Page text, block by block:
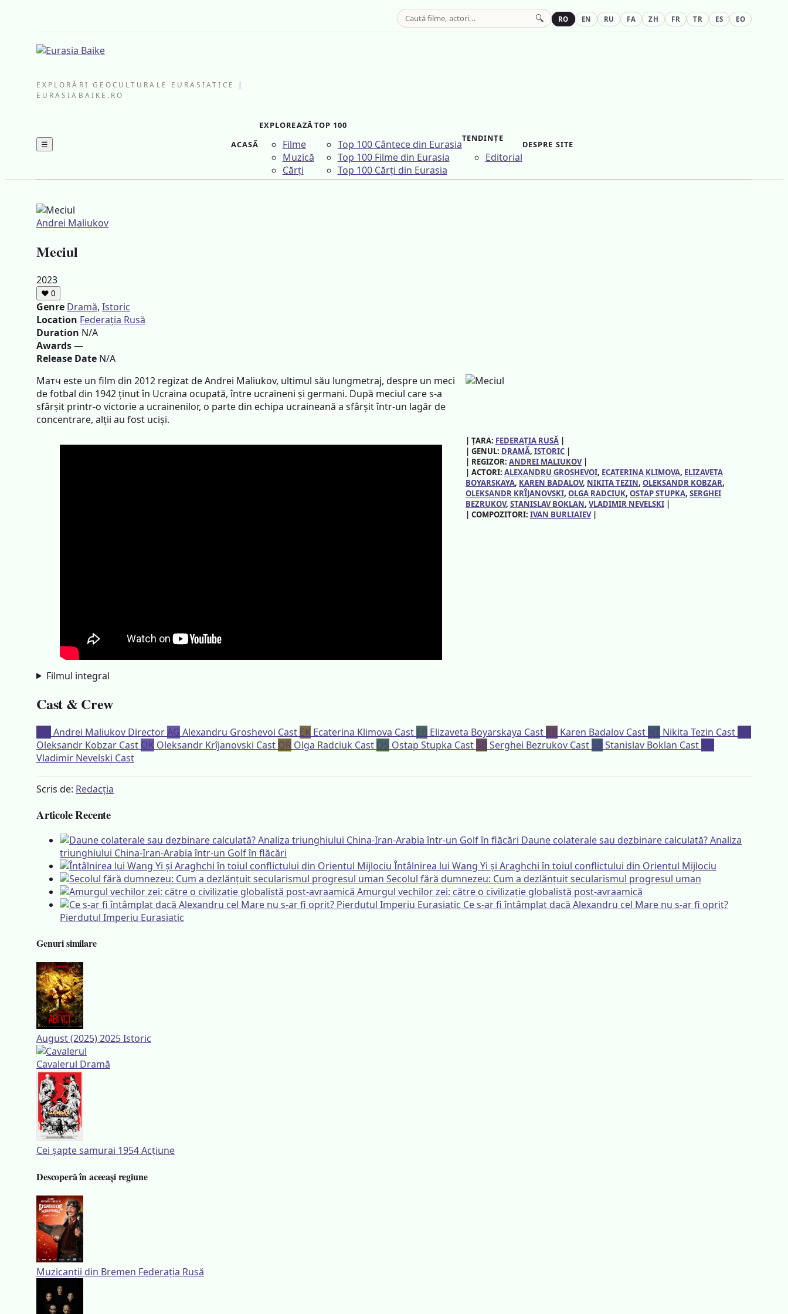
EXPLORĂRI GEOCULTURALE EURASIATICE |
EURASIABAIKE.RO
☰ ACASĂ
EXPLOREAZĂ
Filme
Muzică
Cărți
TOP 100
Top 100 Cântece din Eurasia
Top 100 Filme din Eurasia
Top 100 Cărți din Eurasia
TENDINȚE
Editorial
DESPRE SITE
🔍 RO EN RU FA ZH FR TR ES EO
Andrei Maliukov
Meciul
2023
❤ 0
Genre Dramă, Istoric
Location Federația Rusă
Duration N/A
Awards—
Release Date N/A
Матч este un film din 2012 regizat de Andrei Maliukov, ultimul său lungmetraj, despre un meci
de fotbal din 1942 ținut în Ucraina ocupată, între ucraineni și germani. După meciul care s-a
sfârșit printr-o victorie a ucrainenilor, o parte din echipa ucraineană a sfârșit într-un lagăr de
concentrare, alții au fost uciși.
Filmul integral
| ȚARA: FEDERAȚIA RUSĂ |
| GENUL: DRAMĂ, ISTORIC |
| REGIZOR: ANDREI MALIUKOV|
| ACTORI: ALEXANDRU GROSHEVOI, ECATERINA KLIMOVA, ELIZAVETA
BOYARSKAYA, KAREN BADALOV, NIKITA TEZIN, OLEKSANDR KOBZAR
OLEKSANDR KRÎJANOVSKI, OLGA RADCIUK, OSTAP STUPKA, SERGHEI
BEZRUKOV, STANISLAV BOKLAN, VLADIMIR NEVELSKI |
| COMPOZITORI: IVAN BURLIAIEV|
Cast & Crew
Andrei Maliukov DirectorAG Alexandru Groshevoi Cast EK Ecaterina Klimova Cast EB Elizaveta Boyarskaya Cast KB Karen Badalov Cast NT Nikita Tezin Cast
Oleksandr Kobzar Cast OK Oleksandr Krîjanovski Cast OR Olga Radciuk Cast OS Ostap Stupka Cast SB Serghei Bezrukov Cast SB Stanislav Boklan Cast
Vladimir Nevelski Cast
Scris de: Redacția
Articole Recente
Daune colaterale sau dezbinare calculată? Analiza
triunghiului China-Iran-Arabia într-un Golf în flăcări
Întâlnirea lui Wang Yi și Araghchi în toiul conflictului din Orientul Mijlociu
Secolul fără dumnezeu: Cum a dezlănțuit secularismul progresul uman
Amurgul vechilor zei: către o civilizație globalistă post-avraamică
Ce s-ar fi întâmplat dacă Alexandru cel Mare nu s-ar fi oprit?
Pierdutul Imperiu Eurasiatic
Genuri similare
August (2025)2025Istoric
Cavalerul Dramă
Cei șapte samurai 1954Acțiune
Descoperă în aceeași regiune
Muzicanții din Bremen Federația Rusă